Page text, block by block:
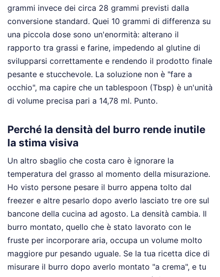
grammi invece dei circa 28 grammi previsti dalla
conversione standard. Quei 10 grammi di differenza su
una piccola dose sono un'enormità: alterano il
rapporto tra grassi e farine, impedendo al glutine di
svilupparsi correttamente e rendendo il prodotto finale
pesante e stucchevole. La soluzione non è "fare a
occhio", ma capire che un tablespoon (Tbsp) è un'unità
di volume precisa pari a 14,78 ml. Punto.
Perché la densità del burro rende inutile
la stima visiva
Un altro sbaglio che costa caro è ignorare la
temperatura del grasso al momento della misurazione.
Ho visto persone pesare il burro appena tolto dal
freezer e altre pesarlo dopo averlo lasciato tre ore sul
bancone della cucina ad agosto. La densità cambia. Il
burro montato, quello che è stato lavorato con le
fruste per incorporare aria, occupa un volume molto
maggiore pur pesando uguale. Se la tua ricetta dice di
misurare il burro dopo averlo montato "a crema", e tu